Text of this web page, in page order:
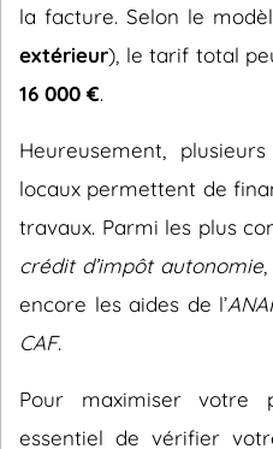
la facture. Selon le
extérieur), le tarif total
16 000 €.
Heureusement,
locaux permettent de
travaux. Parmi les plus
crédit d’impôt autonomie,
encore les aides de l’
CAF.
Pour maximiser
essentiel de vérifier